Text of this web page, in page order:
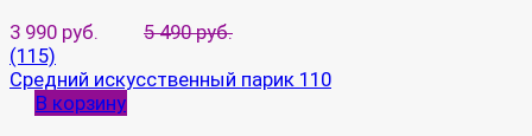
3 990 руб.
5 490 руб.
(115)
Средний искусственный парик 110
В корзину